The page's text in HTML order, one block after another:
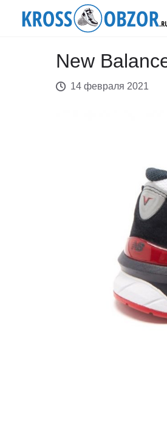
New
14 февраля 2021